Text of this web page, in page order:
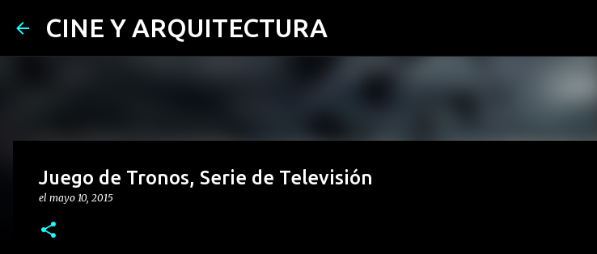
CINE Y ARQUITECTURA
Juego de Tronos, Serie de Televisión
el mayo 10, 2015